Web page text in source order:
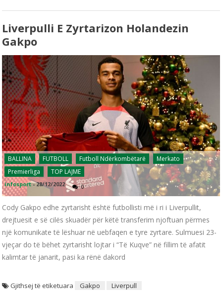
Liverpulli E Zyrtarizon Holandezin
Gakpo
BALLINA FUTBOLL Futboll Ndërkombëtarë
Merkato
Premierliga
TOP LAJME
infosport -28/12/2022 0
Cody Gakpo edhe zyrtarisht është futbollisti më i ri i Liverpullit,
drejtuesit e së cilës skuadër për këtë transferim njoftuan përmes
një komunikate të lëshuar në uebfaqen e tyre zyrtare. Sulmuesi 23-
vjeçar do të bëhet zyrtarisht lojtar i “Të Kuqve” në fillim të afatit
kalimtar të janarit, pasi ka rënë dakord
Gjithsej të etiketuara Gakpo Liverpull